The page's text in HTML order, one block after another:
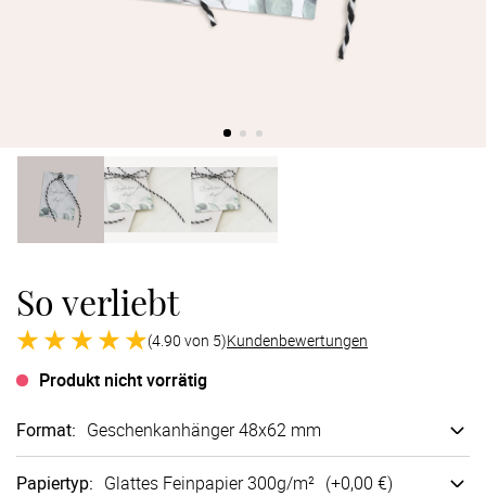
So verliebt
(4.90 von 5)Kundenbewertungen
Produkt nicht vorrätig
Format: Geschenk­anhänger 48x62 mm
Papiertyp: Glattes Fein­papier 300g/m² (+0,00 €)